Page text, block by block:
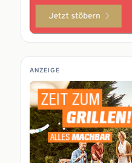
ANZEIGE